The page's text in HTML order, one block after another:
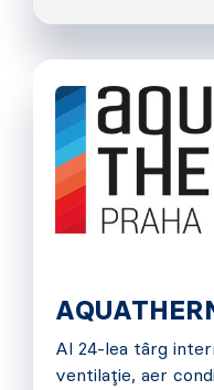
Al 24-lea târg
ventilație, aer